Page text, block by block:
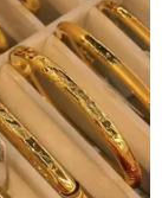
an thành
được đăng
đi lao
động có nhu